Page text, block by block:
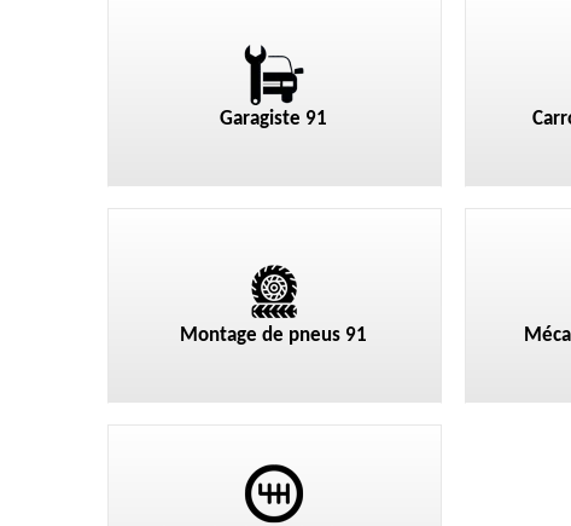
Garagiste 91
Montage de pneus 91